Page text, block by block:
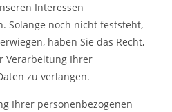
Interessen
Solange noch nicht feststeht,
haben Sie das Recht,
Verarbeitung Ihrer
zu verlangen.
Ihrer personenbezogenen